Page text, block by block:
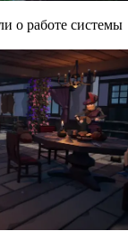
о работе системы